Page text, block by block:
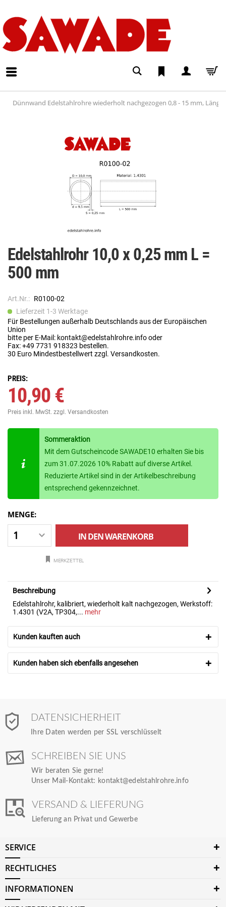
Dünnwand Edelstahlrohre wiederholt nachgezogen 0,8 - 15 mm, Länge
Edelstahlrohr 10,0 x 0,25 mm L =
500 mm
Art.Nr.: R0100-02
Lieferzeit 1-3 Werktage
Für Bestellungen außerhalb Deutschlands aus der Europäischen
Union
bitte per E-Mail: kontakt@edelstahlrohre.info oder
Fax: +49 7731 918323 bestellen.
30 Euro Mindestbestellwert zzgl. Versandkosten.
PREIS:
10,90 €
Preis inkl. MwSt. zzgl. Versandkosten
Sommeraktion
Mit dem Gutscheincode SAWADE10 erhalten Sie bis
zum 31.07.2026 10% Rabatt auf diverse Artikel.
Reduzierte Artikel sind in der Artikelbeschreibung
entsprechend gekennzeichnet.
MENGE:
IN DENWARENKORB
MERKZETTEL
Beschreibung
Edelstahlrohr, kalibriert, wiederholt kalt nachgezogen, Werkstoff:
1.4301 (V2A, TP304,... mehr
Kunden kauften auch
Kunden haben sich ebenfalls angesehen
DATENSICHERHEIT
Ihre Daten werden per SSL verschlüsselt
SCHREIBEN SIE UNS
Wir beraten Sie gerne!
Unser Mail-Kontakt: kontakt@edelstahlrohre.info
VERSAND & LIEFERUNG
Lieferung an Privat und Gewerbe
SERVICE
RECHTLICHES
INFORMATIONEN